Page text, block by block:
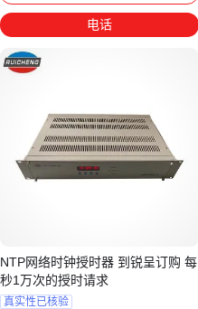
电话
NTP网络时钟授时器 到锐呈订购 每
秒1万次的授时请求
真实性已核验